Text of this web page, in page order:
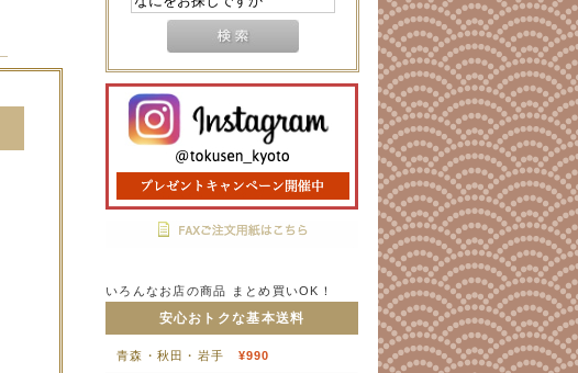
いろんなお店の商品 まとめ買いOK！
安心おトクな基本送料
青森・秋田・岩手 ¥990